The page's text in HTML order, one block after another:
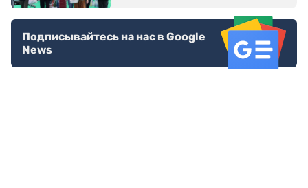
Подписывайтесь на нас в Google
News